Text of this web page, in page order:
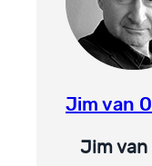
Jim van
Jim van